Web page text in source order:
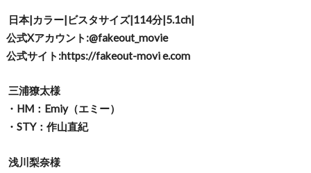
日本|カラー|ビスタサイズ|114分|5.1ch|
公式Xアカウント :@fakeout_movie
公式サイト :https://fakeout-movi e.com
三浦獠太様
・ HM： Emiy（エミー）
・ STY：作山直紀
浅川梨奈様